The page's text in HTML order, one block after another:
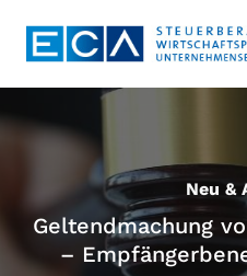
Inhalt
Neu &
Geltendmachung
–